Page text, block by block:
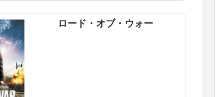
ロード・オブ・ウォー